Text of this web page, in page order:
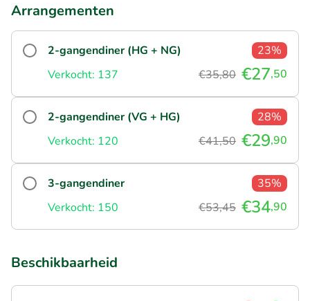
Arrangementen
2-gangendiner (HG + NG)
23%
Verkocht: 137
€35,80 €27,50
2-gangendiner (VG + HG)
28%
Verkocht: 120
€41,50 €29,90
3-gangendiner
35%
Verkocht: 150
€53,45 €34,90
Beschikbaarheid